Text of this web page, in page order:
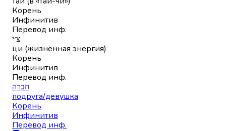
Корень
Инфинитив
Перевод инф.
צ׳י
ци (жизненная энергия)
Корень
Инфинитив
Перевод инф.
חברה
подруга/девушка
Корень
Инфинитив
Перевод инф.